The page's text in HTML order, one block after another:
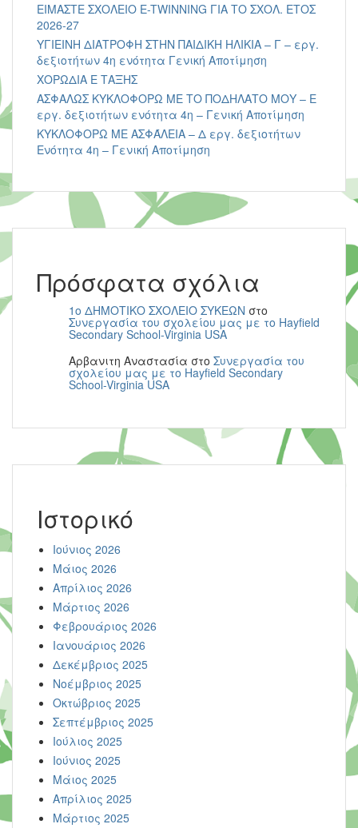
ΕΙΜΑΣΤΕ ΣΧΟΛΕΙΟ E-TWINNING ΓΙΑ ΤΟ ΣΧΟΛ. ΕΤΟΣ
2026-27
ΥΓΙΕΙΝΗ ΔΙΑΤΡΟΦΗ ΣΤΗΝ ΠΑΙΔΙΚΗ ΗΛΙΚΙΑ – Γ – εργ.
δεξιοτήτων 4η ενότητα Γενική Αποτίμηση
ΧΟΡΩΔΙΑ Ε ΤΑΞΗΣ
ΑΣΦΑΛΩΣ ΚΥΚΛΟΦΟΡΩ ΜΕ ΤΟ ΠΟΔΗΛΑΤΟ ΜΟΥ – Ε
εργ. δεξιοτήτων ενότητα 4η – Γενική Αποτίμηση
ΚΥΚΛΟΦΟΡΩ ΜΕ ΑΣΦΆΛΕΙΑ – Δ εργ. δεξιοτήτων
Ενότητα 4η – Γενική Αποτίμηση
Πρόσφατα σχόλια
1ο ΔΗΜΟΤΙΚΟ ΣΧΟΛΕΙΟ ΣΥΚΕΩΝ στο
Συνεργασία του σχολείου μας με το Hayfield
Secondary School-Virginia USA
Αρβανιτη Αναστασία στο Συνεργασία του
σχολείου μας με το Hayfield Secondary
School-Virginia USA
Ιστορικό
Ιούνιος 2026
Μάιος 2026
Απρίλιος 2026
Μάρτιος 2026
Φεβρουάριος 2026
Ιανουάριος 2026
Δεκέμβριος 2025
Νοέμβριος 2025
Οκτώβριος 2025
Σεπτέμβριος 2025
Ιούλιος 2025
Ιούνιος 2025
Μάιος 2025
Απρίλιος 2025
Μάρτιος 2025